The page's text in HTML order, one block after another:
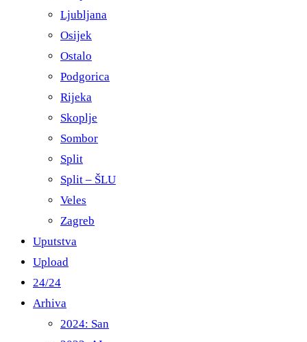
Ljubljana
Osijek
Ostalo
Podgorica
Rijeka
Skoplje
Sombor
Split
Split – ŠLU
Veles
Zagreb
Uputstva
Upload
24/24
Arhiva
2024: San